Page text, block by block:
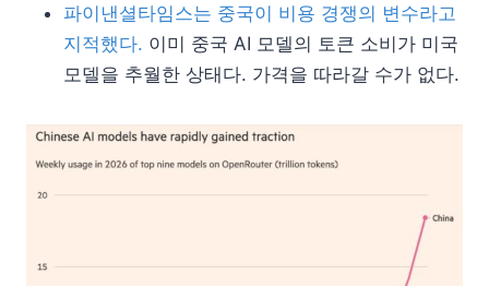
파이낸셜타임스는 중국이 비용 경쟁의 변수라고
지적했다. 이미 중국 AI 모델의 토큰 소비가 미국
모델을 추월한 상태다. 가격을 따라갈 수가 없다.